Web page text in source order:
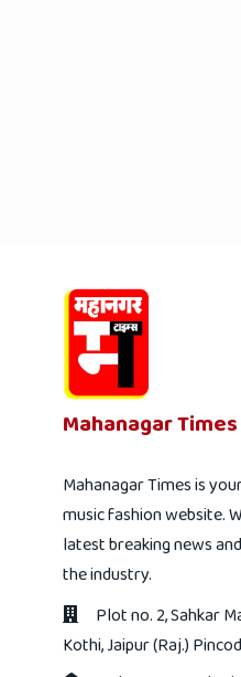
Mahanagar
Mahanagar Times is
music fashion website.
latest breaking news
the industry.
Plot no. 2, Sahkar
Kothi, Jaipur (Raj.)